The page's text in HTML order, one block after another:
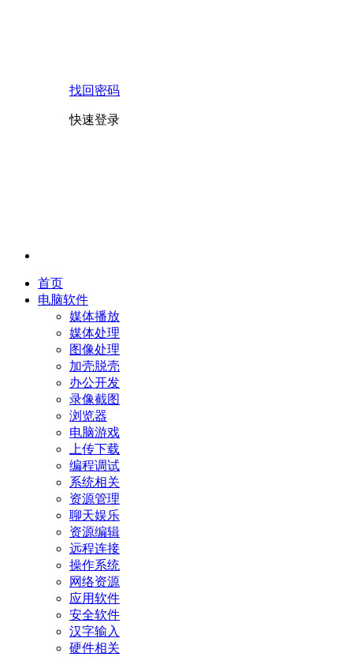
找回密码
快速登录
首页
电脑软件
媒体播放
媒体处理
图像处理
加壳脱壳
办公开发
录像截图
浏览器
电脑游戏
上传下载
编程调试
系统相关
资源管理
聊天娱乐
资源编辑
远程连接
操作系统
网络资源
应用软件
安全软件
汉字输入
硬件相关